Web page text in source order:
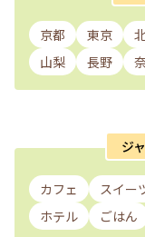
京都 東京
山梨
長野
ジ
カフェ スイー
ホテル
ごはん